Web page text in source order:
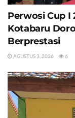
Perwosi Cup I
Kotabaru
Berprestasi
AGUSTUS 3, 2026 6